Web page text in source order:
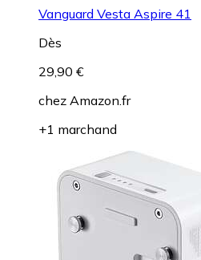
Vanguard Vesta Aspire 41
Dès
29,90 €
chez Amazon.fr
+1 marchand